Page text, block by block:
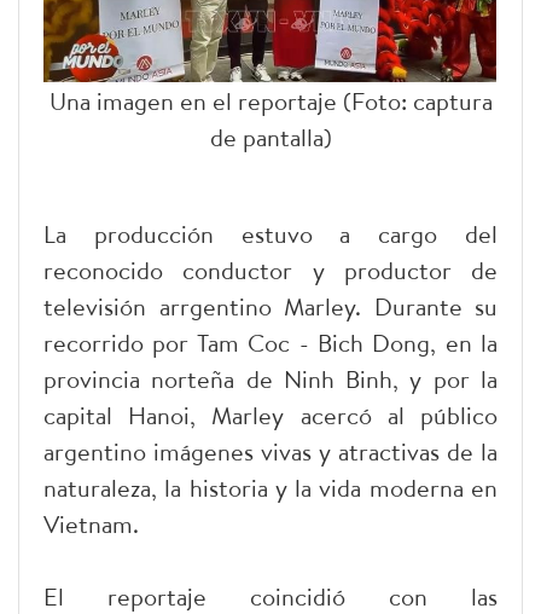
Una imagen en el reportaje (Foto: captura
de pantalla)
La producción estuvo a cargo del
reconocido conductor y productor de
televisión arrgentino Marley. Durante su
recorrido por Tam Coc - Bich Dong, en la
provincia norteña de Ninh Binh, y por la
capital Hanoi, Marley acercó al público
argentino imágenes vivas y atractivas de la
naturaleza, la historia y la vida moderna en
Vietnam.
El reportaje coincidió con las